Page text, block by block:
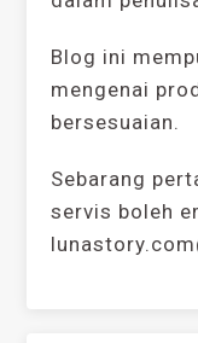
Blog ini
mengenai
bersesuaian.
Sebarang
servis boleh